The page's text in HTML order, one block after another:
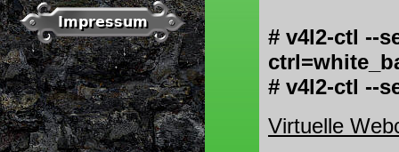
Impressum
# v4l2-ctl --
# v4l2-ctl --
Virtuelle